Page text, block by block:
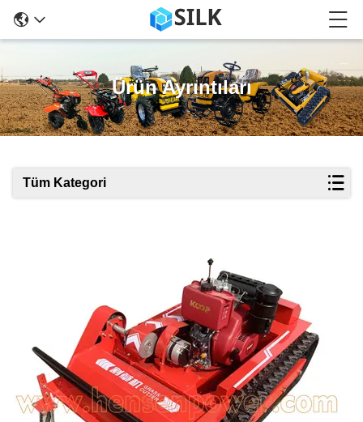
Ürün Ayrıntıları
Tüm Kategori